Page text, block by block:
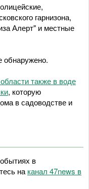
гарнизона,
Алерт" и местные
обнаружено.
также в воде
, которую
в садоводстве и
в
на канал 47news в